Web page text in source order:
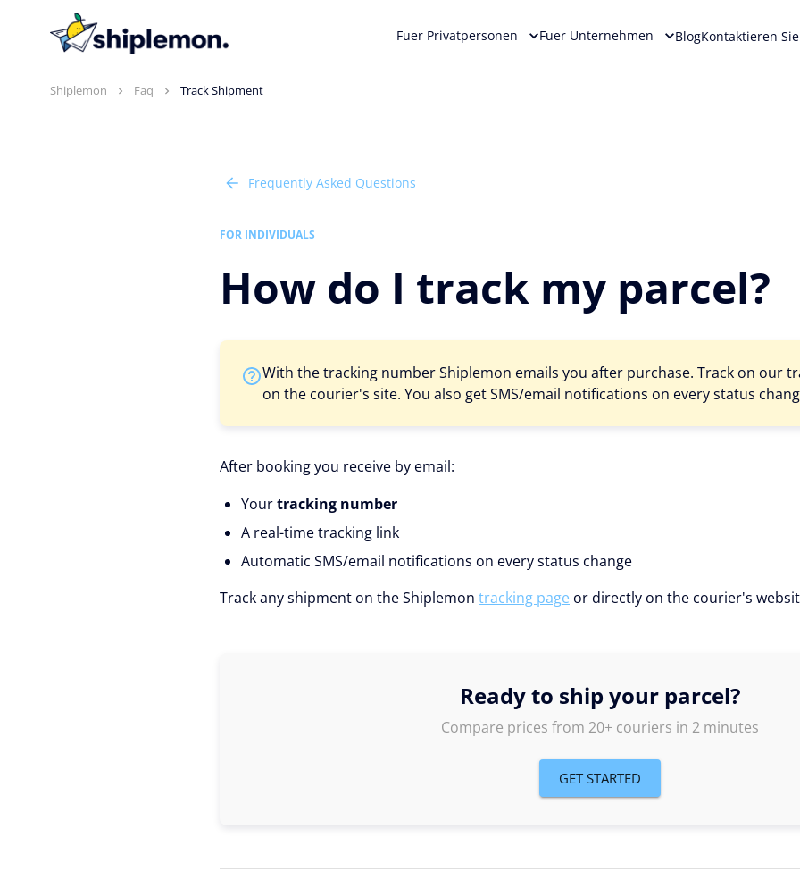
Fuer Privatpersonen Fuer Unternehmen BlogKontaktieren
Shiplemon Faq Track Shipment
Frequently Asked Questions
FOR INDIVIDUALS
How do I track my parcel?
With the tracking number Shiplemon emails you after purchase. Track on our
on the courier's site. You also get SMS/email notifications on every status
After booking you receive by email:
Yourtracking number
A real-time tracking link
Automatic SMS/email notifications on every status change
Track any shipment on the Shiplemon tracking page or directly on the courier's
Ready to ship your parcel?
Compare prices from 20+ couriers in 2 minutes
GET STARTED